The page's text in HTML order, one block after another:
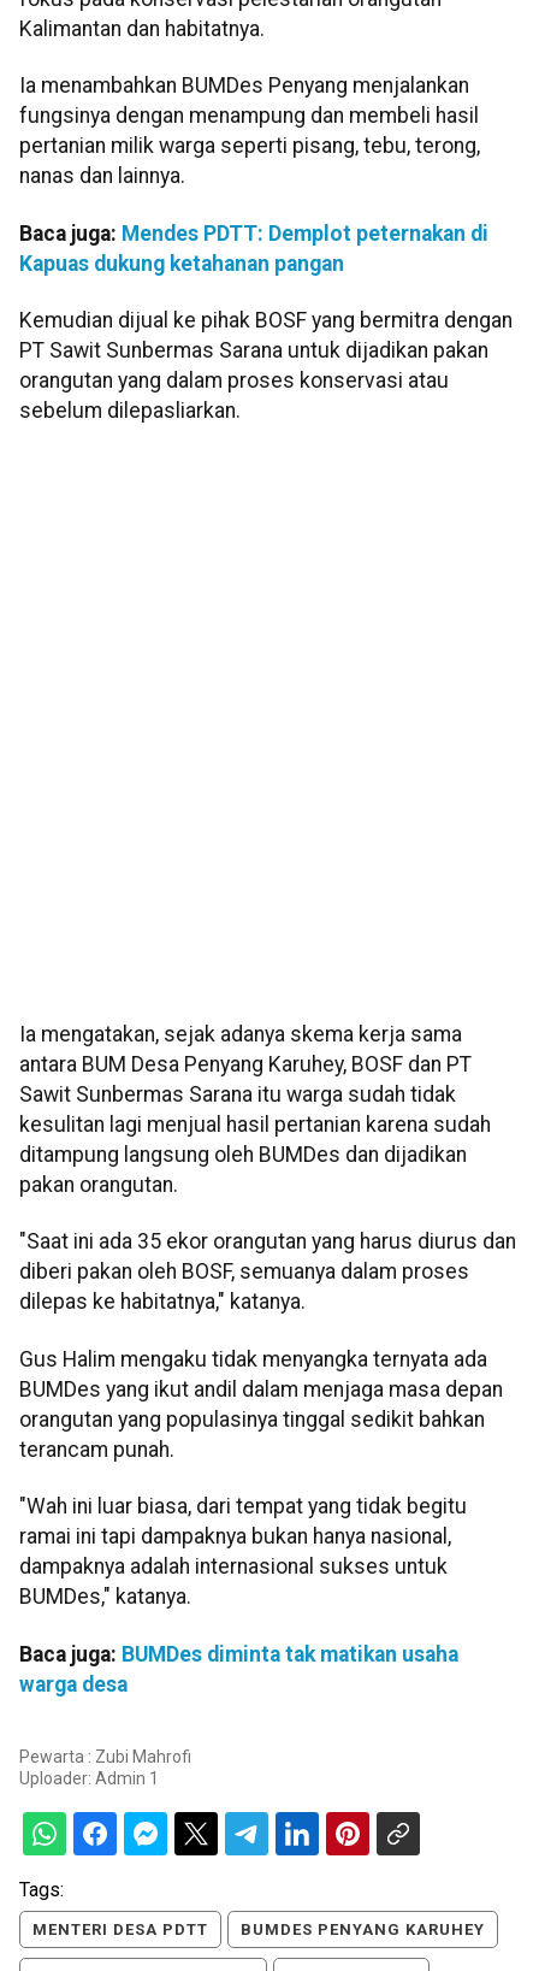
Kalimantan dan habitatnya.
Ia menambahkan BUMDes Penyang menjalankan
fungsinya dengan menampung dan membeli hasil
pertanian milik warga seperti pisang, tebu, terong,
nanas dan lainnya.
Baca juga: Mendes PDTT: Demplot peternakan di
Kapuas dukung ketahanan pangan
Kemudian dijual ke pihak BOSF yang bermitra dengan
PT Sawit Sunbermas Sarana untuk dijadikan pakan
orangutan yang dalam proses konservasi atau
sebelum dilepasliarkan.
Ia mengatakan, sejak adanya skema kerja sama
antara BUM Desa Penyang Karuhey, BOSF dan PT
Sawit Sunbermas Sarana itu warga sudah tidak
kesulitan lagi menjual hasil pertanian karena sudah
ditampung langsung oleh BUMDes dan dijadikan
pakan orangutan.
"Saat ini ada 35 ekor orangutan yang harus diurus dan
diberi pakan oleh BOSF, semuanya dalam proses
dilepas ke habitatnya," katanya.
Gus Halim mengaku tidak menyangka ternyata ada
BUMDes yang ikut andil dalam menjaga masa depan
orangutan yang populasinya tinggal sedikit bahkan
terancam punah.
"Wah ini luar biasa, dari tempat yang tidak begitu
ramai ini tapi dampaknya bukan hanya nasional,
dampaknya adalah internasional sukses untuk
BUMDes," katanya.
Baca juga: BUMDes diminta tak matikan usaha
warga desa
Pewarta : Zubi Mahrofi
Uploader: Admin 1
Tags:
MENTERI DESA PDTT BUMDES PENYANG KARUHEY